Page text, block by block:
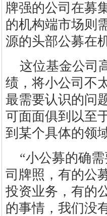
牌强的公司在募
的机构端市场则
源的头部公募在
这位基金公司
绩，将小公司不
最需要认识的问
可面面俱到以至
到某个具体的领
“小公募的确
司牌照，有的公
投资业务，有的
的事情，我们没